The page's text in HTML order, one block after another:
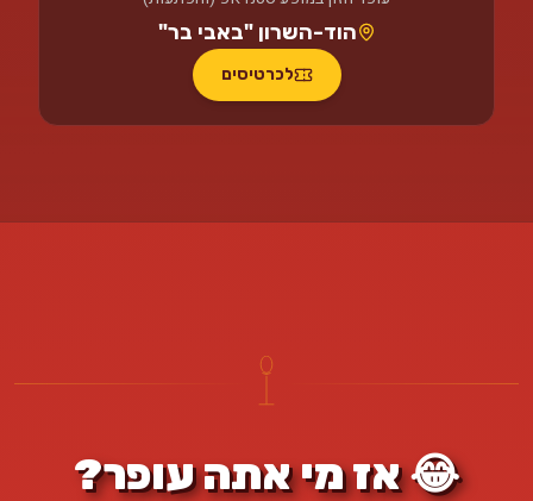
הוד-השרון "באבי בר"
לכרטיסים
😂 אז מי אתה עופר?